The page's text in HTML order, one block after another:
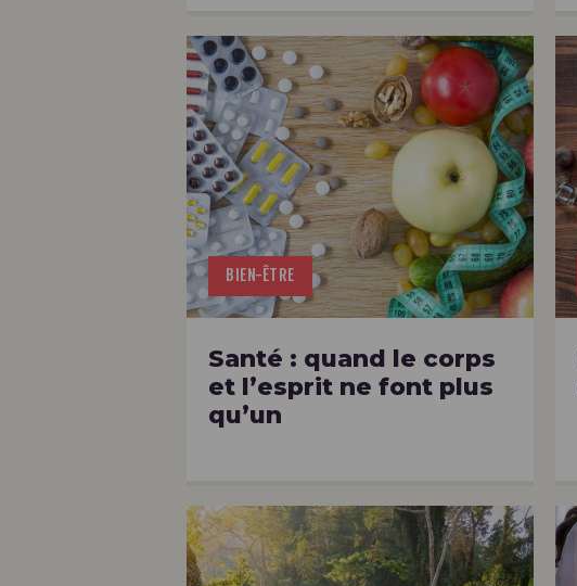
BIEN-ÊTRE
Santé : quand le corps
et l’esprit ne font plus
qu’un